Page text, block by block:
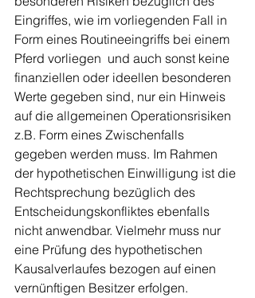
Eingriffes, wie im vorliegenden Fall in
Form eines Routineeingriffs bei einem
Pferd vorliegen  und auch sonst keine
finanziellen oder ideellen besonderen
Werte gegeben sind, nur ein Hinweis
auf die allgemeinen Operationsrisiken
z.B. Form eines Zwischenfalls
gegeben werden muss. Im Rahmen
der hypothetischen Einwilligung ist die
Rechtsprechung bezüglich des
Entscheidungskonfliktes ebenfalls
nicht anwendbar. Vielmehr muss nur
eine Prüfung des hypothetischen
Kausalverlaufes bezogen auf einen
vernünftigen Besitzer erfolgen.